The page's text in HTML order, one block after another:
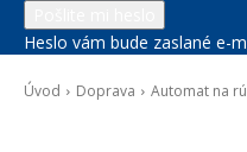
Heslo vám bude zaslané e-
Úvod Doprava Automat na